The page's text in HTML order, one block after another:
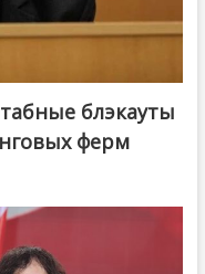
блэкауты
ферм